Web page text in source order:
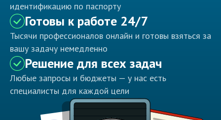
идентификацию по паспорту
Готовы к работе 24/7
Тысячи профессионалов онлайн и готовы взяться за
вашу задачу немедленно
Решение для всех задач
Любые запросы и бюджеты — у нас есть
специалисты для каждой цели